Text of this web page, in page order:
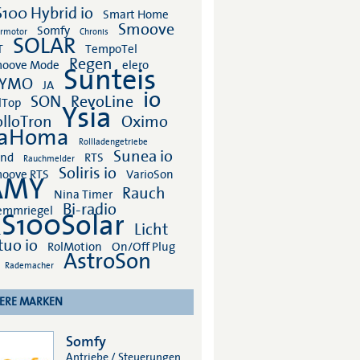
Hybrid io Smart Home
Somfy Chronis Smoove
SOLAR
TempoTel
Mode
Regen elero
JA Sunteis
SON RevoLine io
Ysia Oximo
Rollladengetriebe
Rauchmelder RTS Sunea io
RTS Soliris io VarioSon
Nina Timer Rauch
Bi-radio
Licht
io
RolMotion
On/Off Plug
Rademacher AstroSon
MARKEN
Somfy